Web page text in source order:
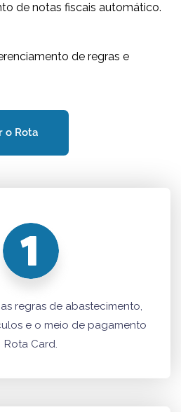
de notas fiscais automático.
de regras e
o Rota
regras de abastecimento,
e o meio de pagamento
Rota Card.